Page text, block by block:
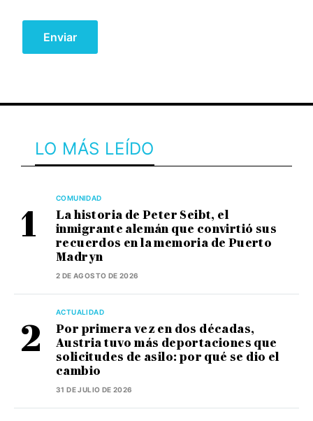
LO MÁS LEÍDO
COMUNIDAD
La historia de Peter Seibt, el
inmigrante alemán que convirtió sus
recuerdos en la memoria de Puerto
Madryn
2 DE AGOSTO DE 2026
ACTUALIDAD
Por primera vez en dos décadas,
Austria tuvo más deportaciones que
solicitudes de asilo: por qué se dio el
cambio
31 DE JULIO DE 2026